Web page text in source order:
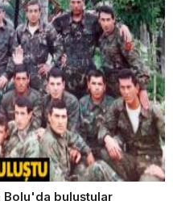
Bolu'da buluştular